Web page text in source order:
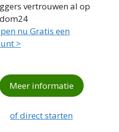
vertrouwen al op
nu Gratis een
>
Meer informatie
of direct starten